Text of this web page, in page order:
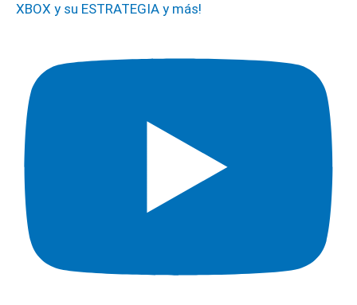
XBOX y su ESTRATEGIA y más!